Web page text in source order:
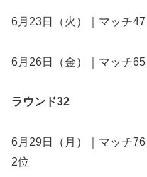
6月23日（火）｜マッチ
6月26日（金）｜マッチ
ラウンド32
6月29日（月）｜マッチ
2位